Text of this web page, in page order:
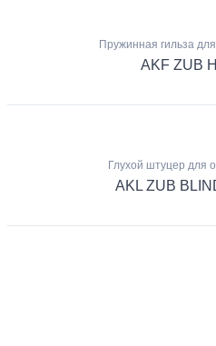
Пружинная гильза
AKF ZUB
Глухой штуцер для
AKL ZUB